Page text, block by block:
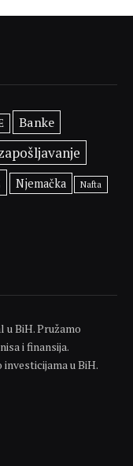
Banke
Njemačka Nafta
BiH. Pružamo
i finansija.
u BiH.